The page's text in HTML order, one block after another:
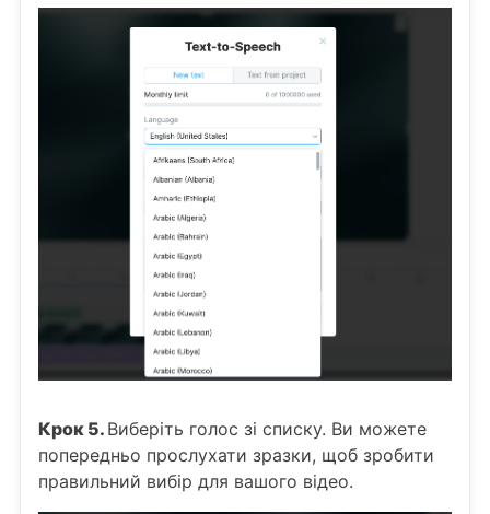
Крок 5. Виберіть голос зі списку. Ви можете
попередньо прослухати зразки, щоб зробити
правильний вибір для вашого відео.